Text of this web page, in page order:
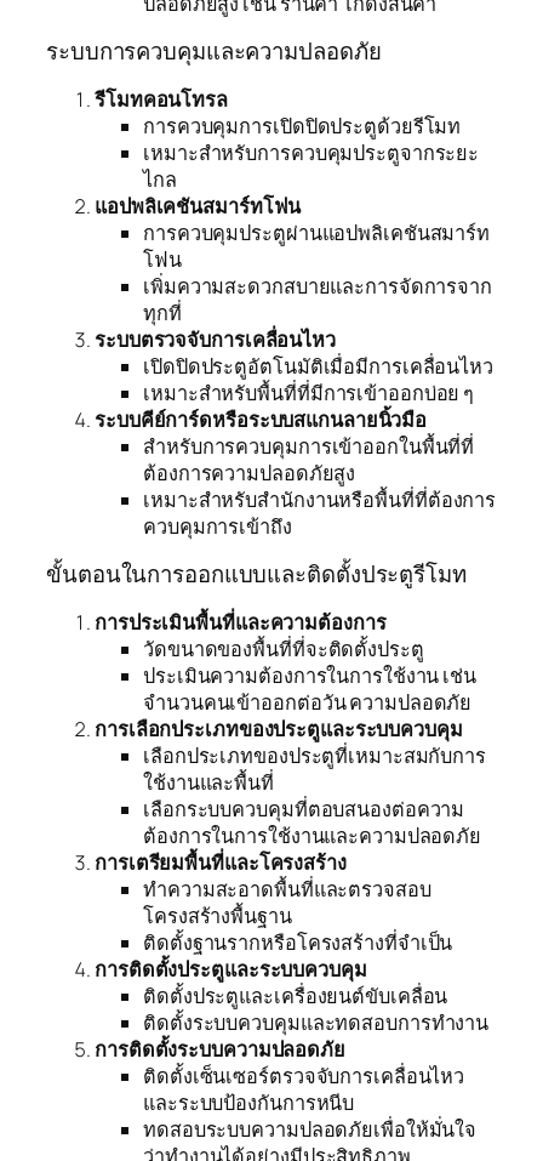
ระบบการควบคุมและความปลอดภัย
รีโมทคอนโทรล
การควบคุมการเปิดปิดประตูด้วยรีโมท
เหมาะสำหรับการควบคุมประตูจากระยะ
ไกล
แอปพลิเคชันสมาร์ทโฟน
การควบคุมประตูผ่านแอปพลิเคชันสมาร์ท
โฟน
เพิ่มความสะดวกสบายและการจัดการจาก
ทุกที่
ระบบตรวจจับการเคลื่อนไหว
เปิดปิดประตูอัตโนมัติเมื่อมีการเคลื่อนไหว
เหมาะสำหรับพื้นที่ที่มีการเข้าออกบ่อย ๆ
ระบบคีย์การ์ดหรือระบบสแกนลายนิ้วมือ
สำหรับการควบคุมการเข้าออกในพื้นที่ที่
ต้องการความปลอดภัยสูง
เหมาะสำหรับสำนักงานหรือพื้นที่ที่ต้องการ
ควบคุมการเข้าถึง
ขั้นตอนในการออกแบบและติดตั้งประตูรีโมท
การประเมินพื้นที่และความต้องการ
วัดขนาดของพื้นที่ที่จะติดตั้งประตู
ประเมินความต้องการในการใช้งาน เช่น
จำนวนคนเข้าออกต่อวัน ความปลอดภัย
การเลือกประเภทของประตูและระบบควบคุม
เลือกประเภทของประตูที่เหมาะสมกับการ
ใช้งานและพื้นที่
เลือกระบบควบคุมที่ตอบสนองต่อความ
ต้องการในการใช้งานและความปลอดภัย
การเตรียมพื้นที่และโครงสร้าง
ทำความสะอาดพื้นที่และตรวจสอบ
โครงสร้างพื้นฐาน
ติดตั้งฐานรากหรือโครงสร้างที่จำเป็น
การติดตั้งประตูและระบบควบคุม
ติดตั้งประตูและเครื่องยนต์ขับเคลื่อน
ติดตั้งระบบควบคุมและทดสอบการทำงาน
การติดตั้งระบบความปลอดภัย
ติดตั้งเซ็นเซอร์ตรวจจับการเคลื่อนไหว
และระบบป้องกันการหนีบ
ทดสอบระบบความปลอดภัยเพื่อให้มั่นใจ